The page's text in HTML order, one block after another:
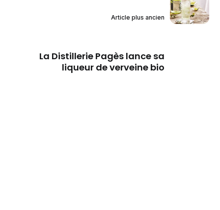
Article plus ancien
La Distillerie Pagès lance sa
liqueur de verveine bio